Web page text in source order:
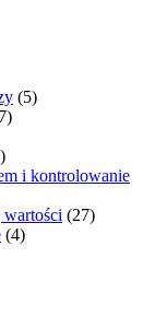
(5)
i kontrolowanie
wartości (27)
(4)